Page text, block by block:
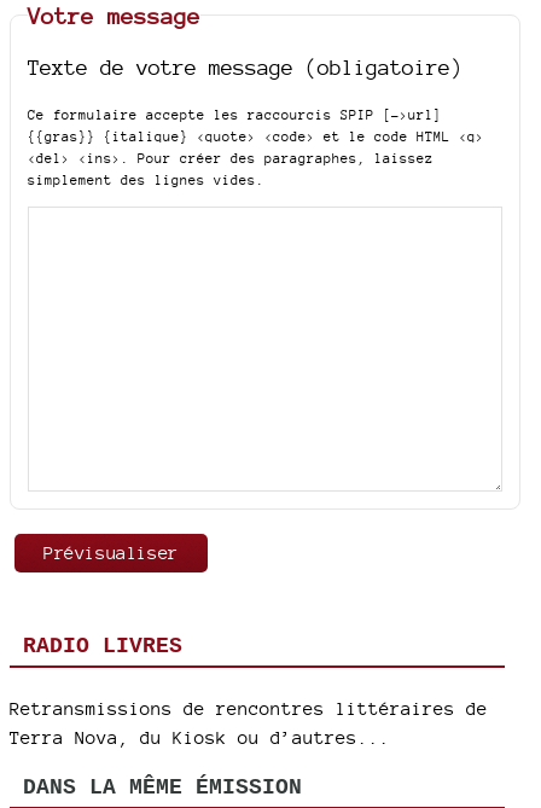
Votre message
Texte de votre message (obligatoire)
Ce formulaire accepte les raccourcis SPIP
[->url]
{{gras}} {italique} <quote> <code>
et le code HTML <q>
<del> <ins> . Pour créer des paragraphes, laissez
simplement des lignes vides.
RADIO LIVRES
Retransmissions de rencontres littéraires de
Terra Nova, du Kiosk ou d’autres...
DANS LA MÊME ÉMISSION